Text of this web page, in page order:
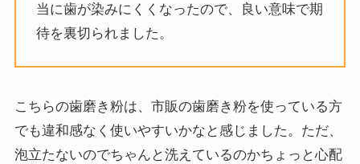
当に歯が染みにくくなったので、良い意味で期
待を裏切られました。
こちらの歯磨き粉は、市販の歯磨き粉を使っている方
でも違和感なく使いやすいかなと感じました。ただ、
泡立たないのでちゃんと洗えているのかちょっと心配